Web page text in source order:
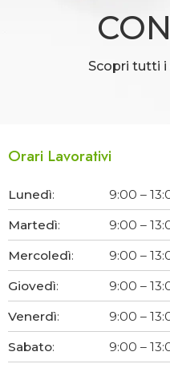
Scopri tutti
Orari Lavorativi
Lunedì: 9:00 –
Martedì: 9:00 –
Mercoledì: 9:00 –
Giovedì: 9:00 –
Venerdì: 9:00 –
Sabato: 9:00 –